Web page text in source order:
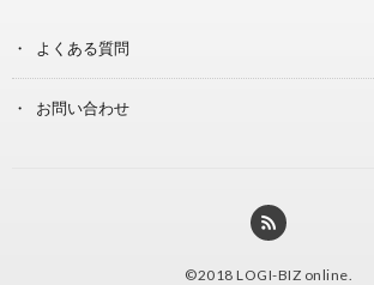
よくある質問
お問い合わせ
©2018 LOGI-BIZ online